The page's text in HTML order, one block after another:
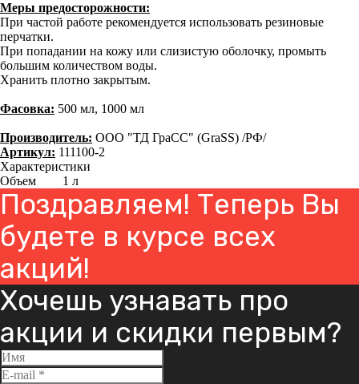
Меры предосторожности:
При частой работе рекомендуется использовать резиновые
перчатки.
При попадании на кожу или слизистую оболочку, промыть
большим количеством воды.
Хранить плотно закрытым.
Фасовка: 500 мл, 1000 мл
Производитель: ООО "ТД ГраСС" (GraSS) /РФ/
Артикул: 111100-2
Характеристики
Объем
1 л
Поздравляем! Теперь Вы
будете в курсе всех
акций!
Хочешь узнавать про
акции и скидки первым?